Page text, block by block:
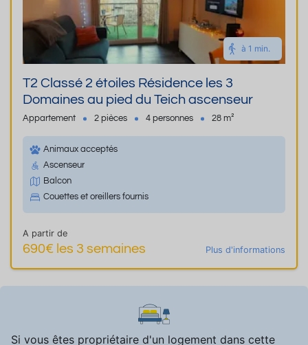
à 1 min.
T2 Classé 2 étoiles Résidence les 3
Domaines au pied du Teich ascenseur
Appartement 2 pièces 4 personnes 28 m²
Animaux acceptés
Ascenseur
Balcon
Couettes et oreillers fournis
A partir de
690€ les 3 semaines Plus d'informations
Si vous êtes propriétaire d'un logement dans cette